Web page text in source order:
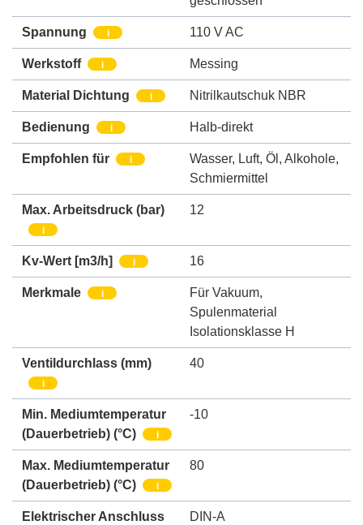
Spannung i 110 V AC
Werkstoff i Messing
Material Dichtung i Nitrilkautschuk NBR
Bedienung i Halb-direkt
Empfohlen für i Wasser, Luft, Öl , Alkohole,
Schmiermittel
Max. Arbeitsdruck (bar)
i
12
Kv-Wert [m3/h] i 16
Merkmale i Für Vakuum,
Spulenmaterial
Isolationsklasse H
Ventildurchlass (mm)
i
40
Min. Mediumtemperatur
(Dauerbetrieb) (°C) i
-10
Max. Mediumtemperatur
(Dauerbetrieb) (°C) i
80
Elektrischer Anschluss DIN-A